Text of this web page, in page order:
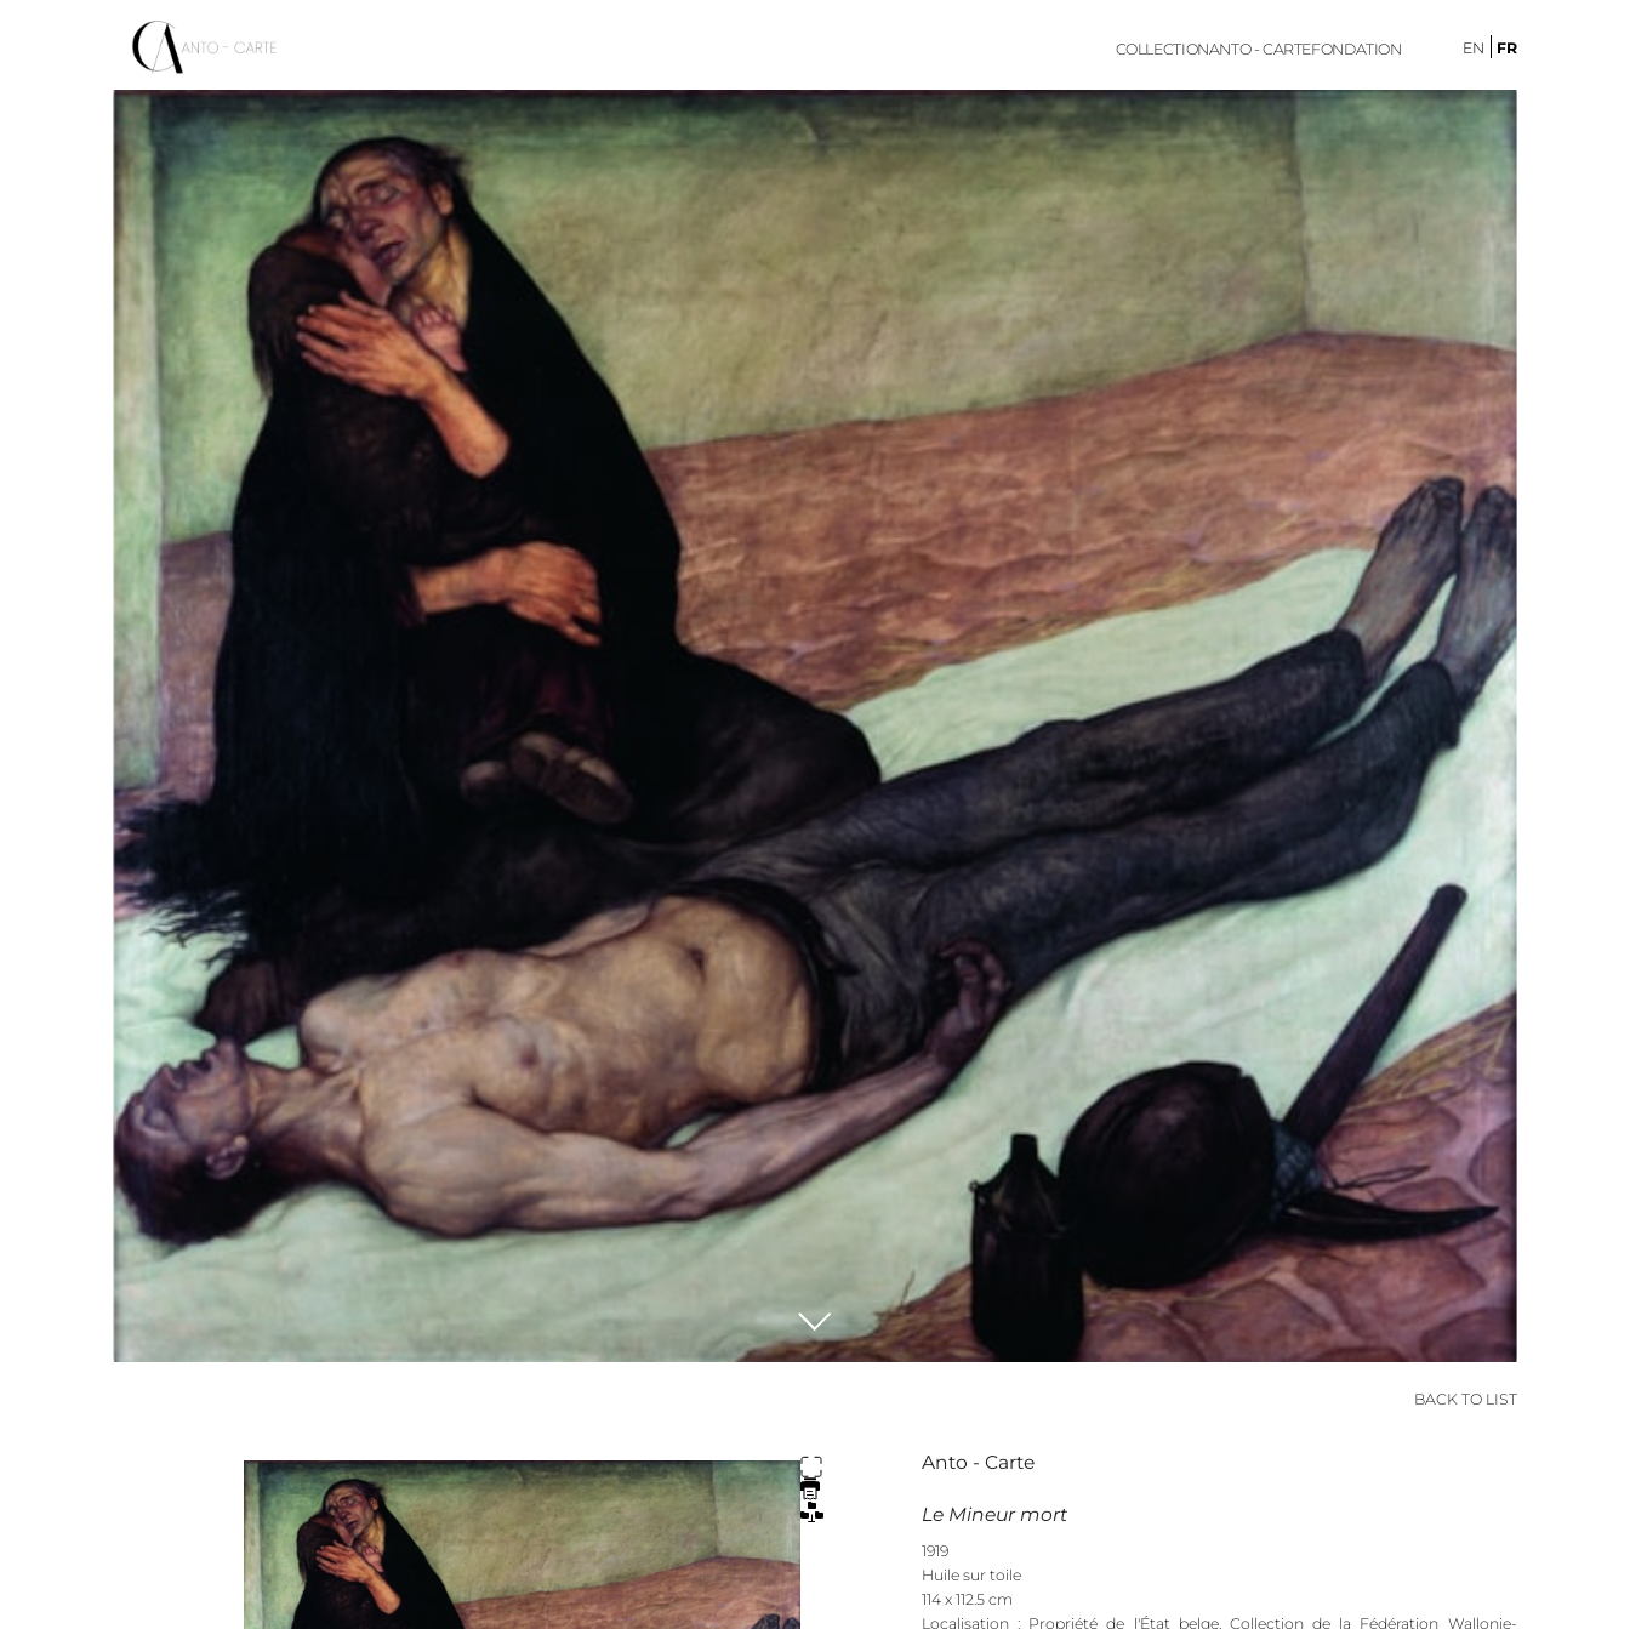
COLLECTIONANTO - CARTEFONDATION EN FR
BACK TO LIST
Anto - Carte
Le Mineur mort
1919
Huile sur toile
114 x 112.5 cm
Localisation : Propriété de l'État belge, Collection de la Fédération Wallonie-